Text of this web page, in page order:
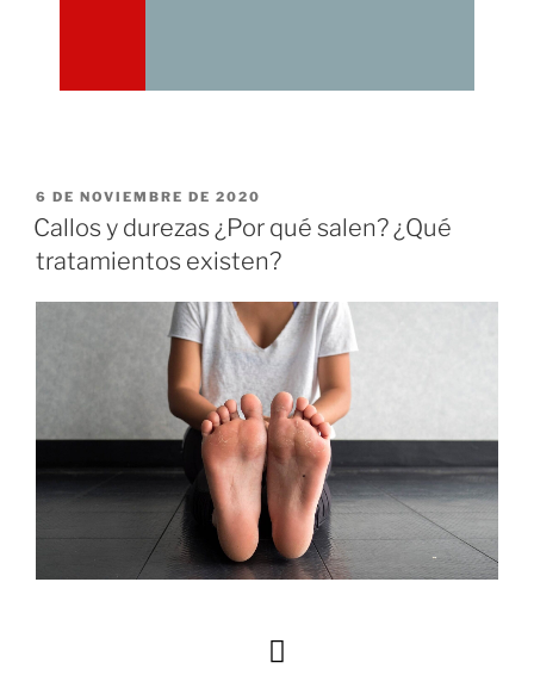
6 DE NOVIEMBRE DE 2020
Callos y durezas ¿Por qué salen? ¿Qué
tratamientos existen?